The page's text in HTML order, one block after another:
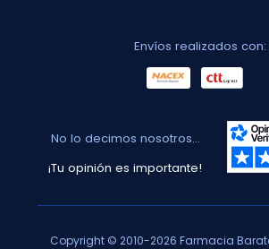
Envíos realizados con:
No lo decimos nosotros...
¡Tu opinión es importante!
Copyright © 2010-2026 Farmacia